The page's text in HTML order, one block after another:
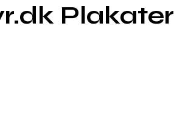
Plakater